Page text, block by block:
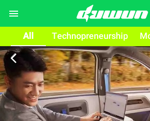
All Technopreneurship
arrow_back_ios